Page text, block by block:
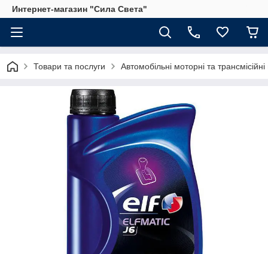
Интернет-магазин "Сила Света"
Товари та послуги Автомобільні моторні та